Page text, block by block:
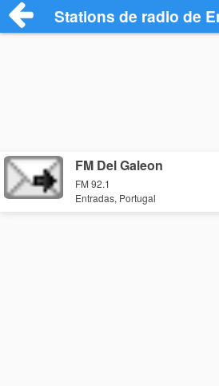
Stations de radio de
FM Del Galeon
FM 92.1
Entradas, Portugal